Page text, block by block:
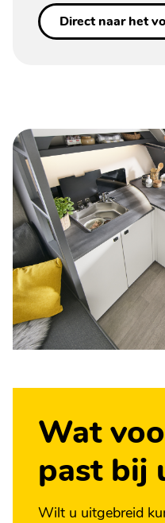
Direct naar het
Wat
past bij
Wilt u uitgebreid